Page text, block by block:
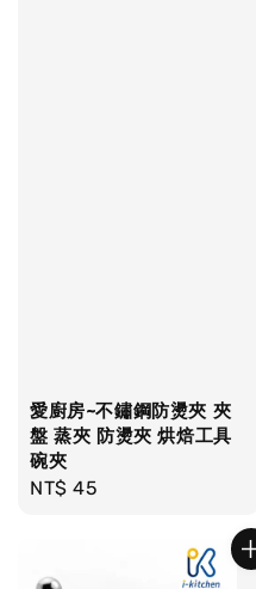
愛廚房~不鏽鋼防燙夾 夾
盤 蒸夾 防燙夾 烘焙工具
碗夾
Regular
NT$ 45